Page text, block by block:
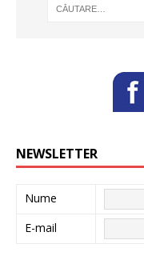
NEWSLETTER
Nume
E-mail